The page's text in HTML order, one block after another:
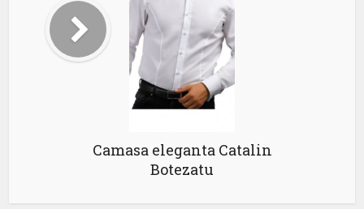
Camasa eleganta Catalin
Botezatu